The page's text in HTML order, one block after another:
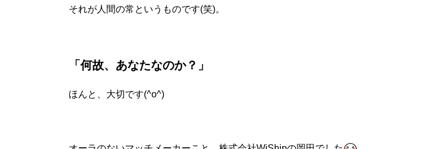
それが人間の常というものです(笑)。
「何故、あなたなのか？」
ほんと、大切です(^o^)